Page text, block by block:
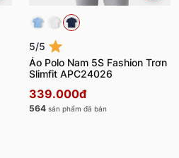
5/5
Áo Polo Nam 5S Fashion Trơn
Slimfit APC24026
339.000đ
564 sản phẩm đã bán